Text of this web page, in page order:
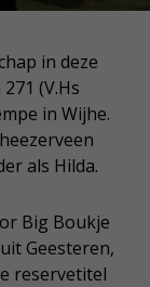
in deze
(V.Hs
in Wijhe.
als Hilda.
Big Boukje
Geesteren,
reservetitel